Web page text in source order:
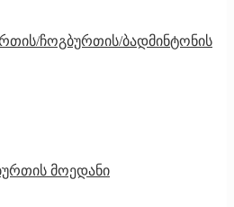
ჩოგბურთის/ბადმინტონის
მოედანი